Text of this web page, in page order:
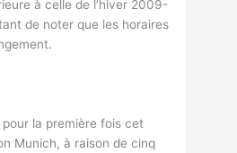
à celle de l’hiver 2009-
de noter que les horaires
la première fois cet
Munich, à raison de cinq